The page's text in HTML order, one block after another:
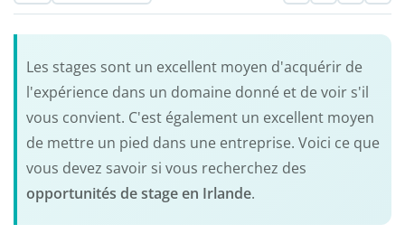
Les stages sont un excellent moyen d'acquérir de
l'expérience dans un domaine donné et de voir s'il
vous convient. C'est également un excellent moyen
de mettre un pied dans une entreprise. Voici ce que
vous devez savoir si vous recherchez des
opportunités de stage en Irlande.